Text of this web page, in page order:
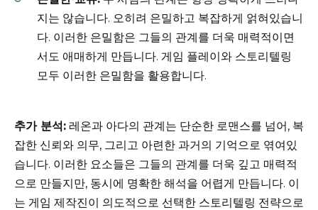
지는 않습니다. 오히려 은밀하고 복잡하게 얽혀있습니
다. 이러한 은밀함은 그들의 관계를 더욱 매력적이면
서도 애매하게 만듭니다. 게임 플레이와 스토리텔링
모두 이러한 은밀함을 활용합니다.
추가 분석: 레온과 아다의 관계는 단순한 로맨스를 넘어, 복
잡한 신뢰와 의무, 그리고 아련한 과거의 기억으로 엮여있
습니다. 이러한 요소들은 그들의 관계를 더욱 깊고 매력적
으로 만들지만, 동시에 명확한 해석을 어렵게 만듭니다. 이
는 게임 제작진이 의도적으로 선택한 스토리텔링 전략으로